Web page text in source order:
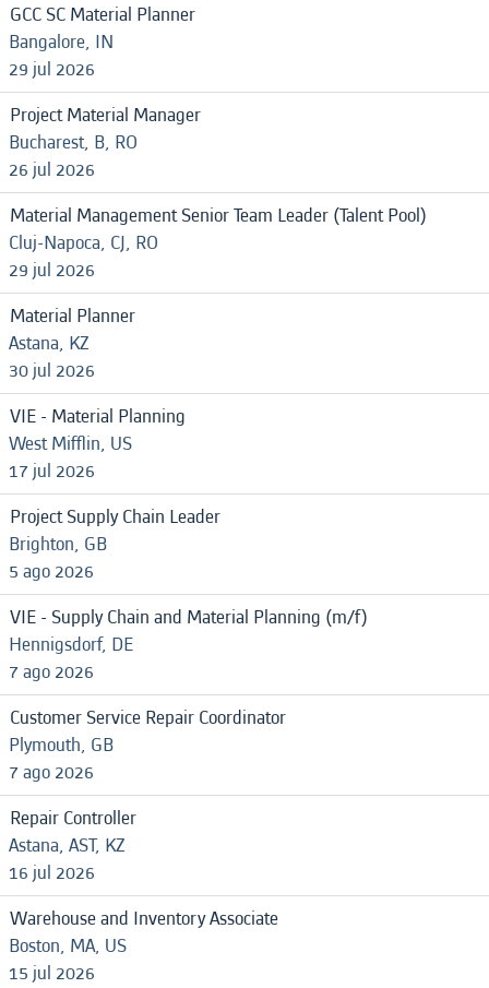
GCC SC Material Planner
Bangalore, IN
29 jul 2026
Project Material Manager
Bucharest, B, RO
26 jul 2026
Material Management Senior Team Leader (Talent Pool)
Cluj-Napoca, CJ, RO
29 jul 2026
Material Planner
Astana, KZ
30 jul 2026
VIE - Material Planning
West Mifflin, US
17 jul 2026
Project Supply Chain Leader
Brighton, GB
5 ago 2026
VIE - Supply Chain and Material Planning (m/f)
Hennigsdorf, DE
7 ago 2026
Customer Service Repair Coordinator
Plymouth, GB
7 ago 2026
Repair Controller
Astana, AST, KZ
16 jul 2026
Warehouse and Inventory Associate
Boston, MA, US
15 jul 2026